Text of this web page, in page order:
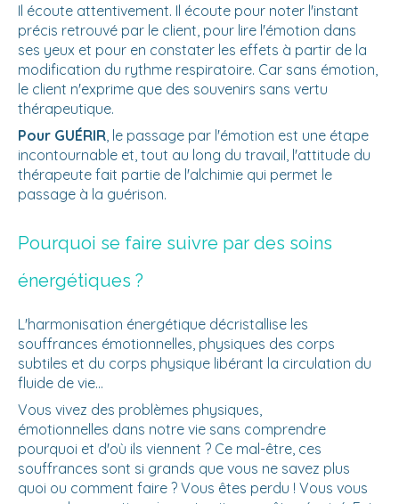
Il écoute attentivement. Il écoute pour noter l'instant
précis retrouvé par le client, pour lire l'émotion dans
ses yeux et pour en constater les effets à partir de la
modification du rythme respiratoire. Car sans émotion,
le client n'exprime que des souvenirs sans vertu
thérapeutique.
Pour GUÉRIR , le passage par l'émotion est une étape
incontournable et, tout au long du travail, l'attitude du
thérapeute fait partie de l'alchimie qui permet le
passage à la guérison.
Pourquoi se faire suivre par des soins
énergétiques ?
L'harmonisation énergétique décristallise les
souffrances émotionnelles, physiques des corps
subtiles et du corps physique libérant la circulation du
fluide de vie...
Vous vivez des problèmes physiques,
émotionnelles dans notre vie sans comprendre
pourquoi et d'où ils viennent ? Ce mal-être, ces
souffrances sont si grands que vous ne savez plus
quoi ou comment faire ? Vous êtes perdu ! Vous vous